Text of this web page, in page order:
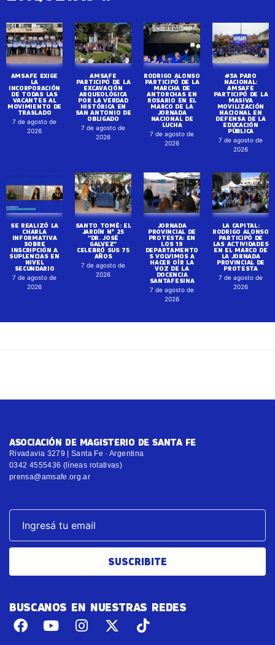
AMSAFE EXIGE
LA
INCORPORACIÓN
DE TODAS LAS
VACANTES AL
MOVIMIENTO DE
TRASLADO
7 de agosto de
2026
AMSAFE
PARTICIPÓ DE LA
EXCAVACIÓN
ARQUEOLÓGICA
POR LA VERDAD
HISTÓRICA EN
SAN ANTONIO DE
OBLIGADO
7 de agosto de
2026
RODRIGO ALONSO
PARTICIPÓ DE LA
MARCHA DE
ANTORCHAS EN
ROSARIO EN EL
MARCO DE LA
JORNADA
NACIONAL DE
LUCHA
7 de agosto de
2026
#3A PARO
NACIONAL:
AMSAFE
PARTICIPÓ DE LA
MASIVA
MOVILIZACIÓN
NACIONAL EN
DEFENSA DE LA
EDUCACIÓN
PÚBLICA
7 de agosto de
2026
SE REALIZÓ LA
CHARLA
INFORMATIVA
SOBRE
INSCRIPCIÓN A
SUPLENCIAS EN
NIVEL
SECUNDARIO
7 de agosto de
2026
SANTO TOMÉ: EL
JARDÍN N° 25
“DR. JOSÉ
GALVEZ”
CELEBRÓ SUS 75
AÑOS
7 de agosto de
2026
JORNADA
PROVINCIAL DE
PROTESTA: EN
LOS 19
DEPARTAMENTO
S VOLVIMOS A
HACER OÍR LA
VOZ DE LA
DOCENCIA
SANTAFESINA
7 de agosto de
2026
LA CAPITAL:
RODRIGO ALONSO
PARTICIPÓ DE
LAS ACTIVIDADES
EN EL MARCO DE
LA JORNADA
PROVINCIAL DE
PROTESTA
7 de agosto de
2026
ASOCIACIÓN DE MAGISTERIO DE SANTA FE
Rivadavia 3279 | Santa Fe · Argentina
0342 4555436 (líneas rotativas)
prensa@amsafe.org.ar
SUSCRIBITE
BUSCANOS EN NUESTRAS REDES